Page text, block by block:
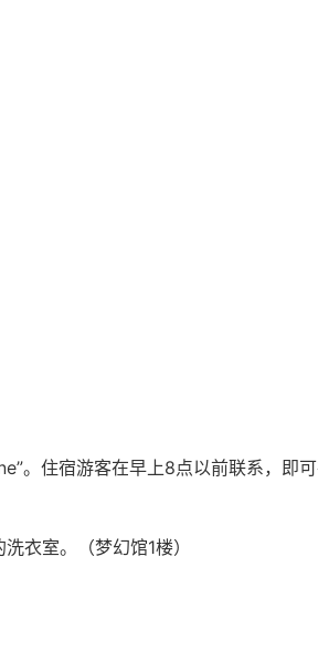
。住宿游客在早上8点以前联系，即
衣室。（梦幻馆1楼）